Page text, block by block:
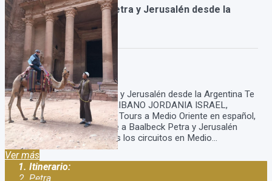
Paquete a Baalbeck Petra y Jerusalén desde la
Argentina
Duración:
11Días10 Noches
Paquete a Baalbeck Petra y Jerusalén desde la Argentina Te
esperamo para visitar El LIBANO JORDANIA ISRAEL,
somos un especialista en Tours a Medio Oriente en español,
tenemos nuestro Paquete a Baalbeck Petra y Jerusalén
desde la Argentina y todos los circuitos en Medio...
Ver más
Itinerario:
Petra